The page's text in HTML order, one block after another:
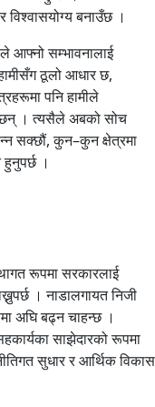
विश्वासयोग्य बनाउँछ ।
आफ्नो सम्भावनालाई
ठूलो आधार छ,
पनि हामीले
छन् । त्यसैले अबको सोच
सक्छौं, कुन–कुन क्षेत्रमा
।
रूपमा सरकारलाई
। नाडालगायत निजी
अघि बढ्न चाहन्छ ।
साझेदारको रूपमा
सुधार र आर्थिक विकास